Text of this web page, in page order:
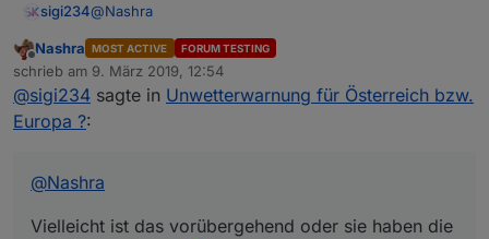
sigi234@Nashra
Vielleicht ist das vorübergehend oder sie haben die
API eingestellt.......
No Money - No API
Offline
Nashra MOST ACTIVE FORUM TESTING
schrieb am 9. März 2019, 12:54
zuletzt editiert von
@sigi234 sagte in Unwetterwarnung für Österreich bzw.
Europa ?:
@Nashra
Vielleicht ist das vorübergehend oder sie haben die